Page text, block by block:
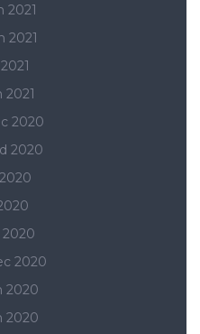
2021
2021
2021
2020
2020
2020
2020
2020
2020